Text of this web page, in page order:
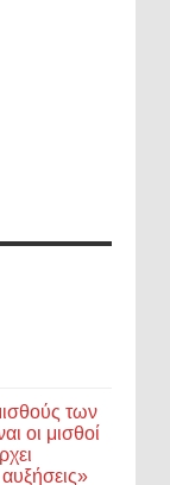
των
οι μισθοί